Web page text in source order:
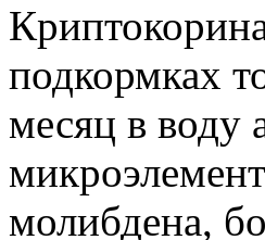
подкормках
месяц в воду
молибдена,